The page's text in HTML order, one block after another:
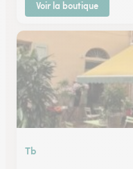
Voir la boutique
Tb